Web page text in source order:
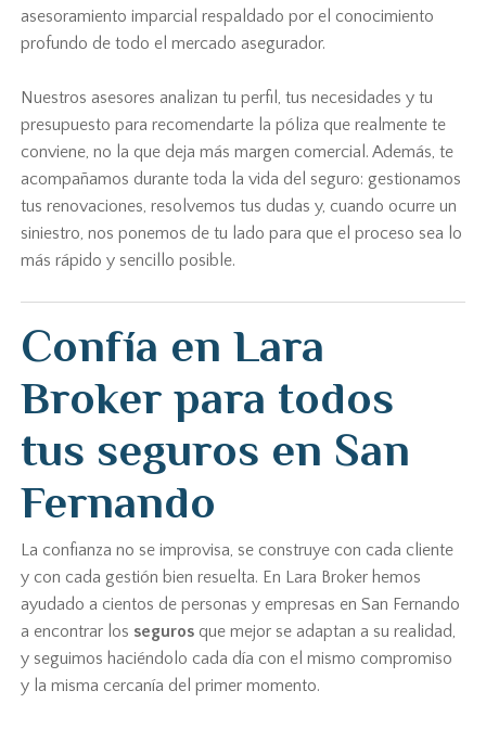
asesoramiento imparcial respaldado por el conocimiento
profundo de todo el mercado asegurador.
Nuestros asesores analizan tu perfil, tus necesidades y tu
presupuesto para recomendarte la póliza que realmente te
conviene, no la que deja más margen comercial. Además, te
acompañamos durante toda la vida del seguro: gestionamos
tus renovaciones, resolvemos tus dudas y, cuando ocurre un
siniestro, nos ponemos de tu lado para que el proceso sea lo
más rápido y sencillo posible.
Confía en Lara
Broker para todos
tus seguros en San
Fernando
La confianza no se improvisa, se construye con cada cliente
y con cada gestión bien resuelta. En Lara Broker hemos
ayudado a cientos de personas y empresas en San Fernando
a encontrar los seguros que mejor se adaptan a su realidad,
y seguimos haciéndolo cada día con el mismo compromiso
y la misma cercanía del primer momento.